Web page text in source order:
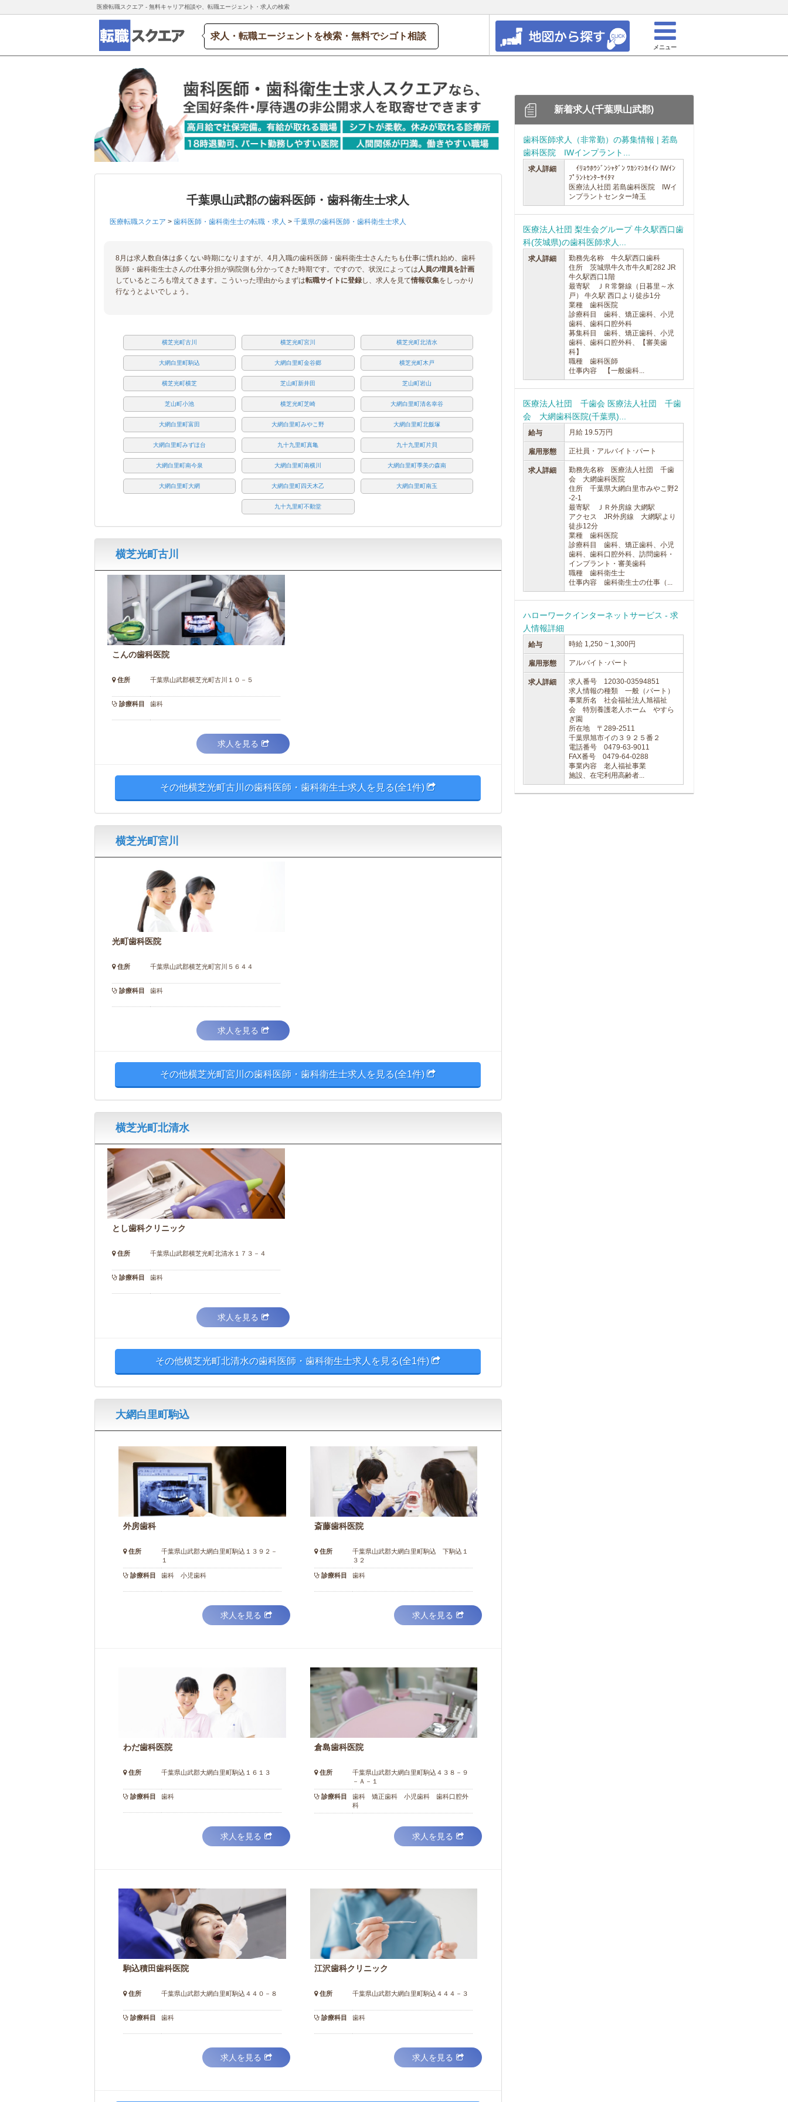
医療転職スクエア - 無料キャリア相談や、転職エージェント・求人の検索
求人・転職エージェントを検索・無料でシゴト相談
メニュー
千葉県山武郡の歯科医師・歯科衛生士求人
医療転職スクエア > 歯科医師・歯科衛生士の転職・求人 > 千葉県の歯科医師・歯科衛生士求人
8月は求人数自体は多くない時期になりますが、4月入職の歯科医師・歯科衛生士さんたちも仕事に慣れ始め、歯科
医師・歯科衛生士さんの仕事分担が病院側も分かってきた時期です。ですので、状況によっては人員の増員を計画
しているところも増えてきます。こういった理由からまずは転職サイトに登録し、求人を見て情報収集をしっかり
行なうとよいでしょう。
横芝光町古川 横芝光町宮川 横芝光町北清水
大網白里町駒込 大網白里町金谷郷 横芝光町木戸
横芝光町横芝 芝山町新井田 芝山町岩山
芝山町小池 横芝光町芝崎 大網白里町清名幸谷
大網白里町富田 大網白里町みやこ野 大網白里町北飯塚
大網白里町みずほ台 九十九里町真亀 九十九里町片貝
大網白里町南今泉 大網白里町南横川 大網白里町季美の森南
大網白里町大網 大網白里町四天木乙 大網白里町南玉
九十九里町不動堂
横芝光町古川
こんの歯科医院
住所 千葉県山武郡横芝光町古川１０－５
診療科目 歯科
求人を見る
その他横芝光町古川の歯科医師・歯科衛生士求人を見る(全1件)
横芝光町宮川
光町歯科医院
住所 千葉県山武郡横芝光町宮川５６４４
診療科目 歯科
求人を見る
その他横芝光町宮川の歯科医師・歯科衛生士求人を見る(全1件)
横芝光町北清水
とし歯科クリニック
住所 千葉県山武郡横芝光町北清水１７３－４
診療科目 歯科
求人を見る
その他横芝光町北清水の歯科医師・歯科衛生士求人を見る(全1件)
大網白里町駒込
外房歯科
住所
千葉県山武郡大網白里町駒込１３９２－
１
診療科目 歯科 小児歯科
求人を見る
斎藤歯科医院
住所
千葉県山武郡大網白里町駒込 下駒込１
３２
診療科目 歯科
求人を見る
わだ歯科医院
住所 千葉県山武郡大網白里町駒込１６１３
診療科目 歯科
求人を見る
倉島歯科医院
住所
千葉県山武郡大網白里町駒込４３８－９
－Ａ－１
診療科目
歯科 矯正歯科 小児歯科 歯科口腔外
科
求人を見る
駒込積田歯科医院
住所 千葉県山武郡大網白里町駒込４４０－８
診療科目 歯科
求人を見る
江沢歯科クリニック
住所 千葉県山武郡大網白里町駒込４４４－３
診療科目 歯科
求人を見る
新着求人(千葉県山武郡)
歯科医師求人（非常勤）の募集情報 | 若島
歯科医院 IWインプラント...
求人詳細
ｲﾘｮｳﾎｳｼﾞﾝｼｬﾀﾞﾝ ﾜｶｼﾏｼｶｲｲﾝ IWｲﾝ
ﾌﾟﾗﾝﾄｾﾝﾀｰｻｲﾀﾏ
医療法人社団 若島歯科医院 IWイ
ンプラントセンター埼玉
医療法人社団 梨生会グループ 牛久駅西口歯
科(茨城県)の歯科医師求人...
求人詳細
勤務先名称 牛久駅西口歯科
住所 茨城県牛久市牛久町282 JR
牛久駅西口1階
最寄駅 ＪＲ常磐線（日暮里～水
戸） 牛久駅 西口より徒歩1分
業種 歯科医院
診療科目 歯科、矯正歯科、小児
歯科、歯科口腔外科
募集科目 歯科、矯正歯科、小児
歯科、歯科口腔外科、【審美歯
科】
職種 歯科医師
仕事内容 【一般歯科...
医療法人社団 千歯会 医療法人社団 千歯
会 大網歯科医院(千葉県)...
給与 月給 19.5万円
雇用形態 正社員・アルバイト･パート
求人詳細
勤務先名称 医療法人社団 千歯
会 大網歯科医院
住所 千葉県大網白里市みやこ野2
-2-1
最寄駅 ＪＲ外房線 大網駅
アクセス JR外房線 大網駅より
徒歩12分
業種 歯科医院
診療科目 歯科、矯正歯科、小児
歯科、歯科口腔外科、訪問歯科・
インプラント・審美歯科
職種 歯科衛生士
仕事内容 歯科衛生士の仕事（...
ハローワークインターネットサービス - 求
人情報詳細
給与 時給 1,250 ~ 1,300円
雇用形態 アルバイト･パート
求人詳細
求人番号 12030-03594851
求人情報の種類 一般（パート）
事業所名 社会福祉法人旭福祉
会 特別養護老人ホーム やすら
ぎ園
所在地 〒289-2511
千葉県旭市イの３９２５番２
電話番号 0479-63-9011
FAX番号 0479-64-0288
事業内容 老人福祉事業
施設、在宅利用高齢者...